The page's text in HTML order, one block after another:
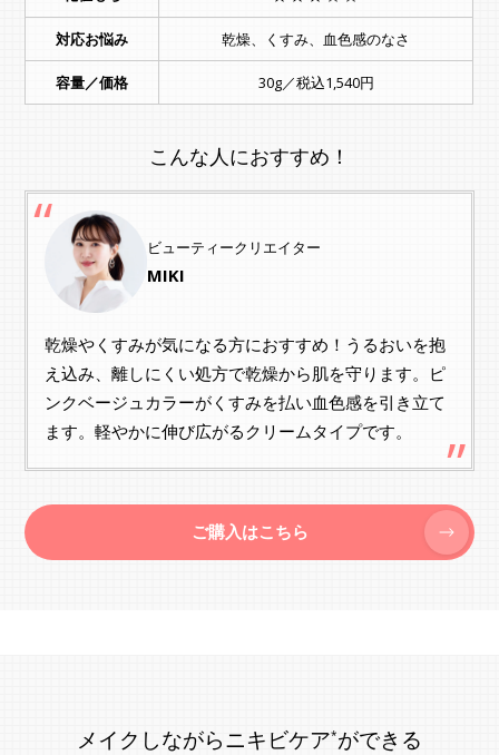
対応お悩み 乾燥、くすみ、血色感のなさ
容量／価格 30g／税込1,540円
こんな人におすすめ！
ビューティークリエイター
MIKI
乾燥やくすみが気になる方におすすめ！うるおいを抱
え込み、離しにくい処方で乾燥から肌を守ります。ピ
ンクベージュカラーがくすみを払い血色感を引き立て
ます。軽やかに伸び広がるクリームタイプです。
ご購入はこちら
メイクしながらニキビケア*ができる